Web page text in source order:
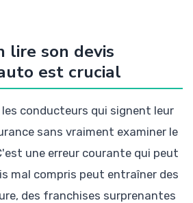
lire son devis
est crucial
conducteurs qui signent leur
sans vraiment examiner le
une erreur courante qui peut
mal compris peut entraîner des
des franchises surprenantes